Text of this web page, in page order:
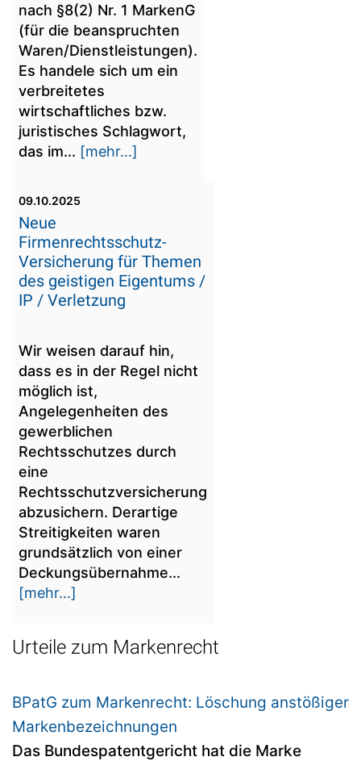
nach §8(2) Nr. 1 MarkenG
(für die beanspruchten
Waren/Dienstleistungen).
Es handele sich um ein
verbreitetes
wirtschaftliches bzw.
juristisches Schlagwort,
das im... [mehr...]
09.10.2025
Neue
Firmenrechtsschutz-
Versicherung für Themen
des geistigen Eigentums /
IP / Verletzung
Wir weisen darauf hin,
dass es in der Regel nicht
möglich ist,
Angelegenheiten des
gewerblichen
Rechtsschutzes durch
eine
Rechtsschutzversicherung
abzusichern. Derartige
Streitigkeiten waren
grundsätzlich von einer
Deckungsübernahme...
[mehr...]
Urteile zum Markenrecht
BPatG zum Markenrecht: Löschung anstößiger
Markenbezeichnungen
Das Bundespatentgericht hat die Marke